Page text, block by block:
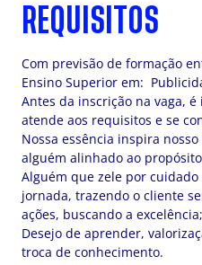
REQUISITOS
Com previsão de formação
Ensino Superior em:
Antes da inscrição na vaga,
atende aos requisitos e se
Nossa essência inspira
alguém alinhado ao
Alguém que zele por
jornada, trazendo o cliente
ações, buscando a excelência;
Desejo de aprender,
troca de conhecimento.